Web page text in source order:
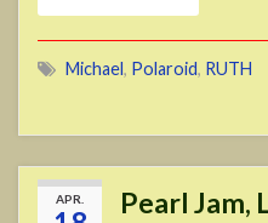
Michael, Polaroid, RUTH
APR.
Pearl Jam,